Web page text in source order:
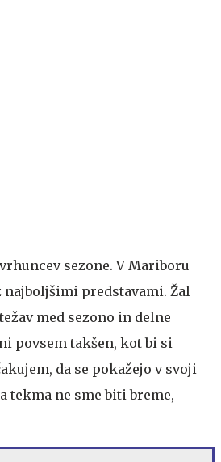
sezone. V Mariboru
predstavami. Žal
med sezono in delne
povsem takšen, kot bi si
da se pokažejo v svoji
tekma ne sme biti breme,